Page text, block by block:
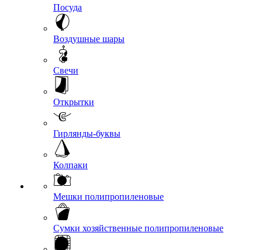
Посуда
Воздушные шары
Свечи
Открытки
Гирлянды-буквы
Колпаки
Мешки полипропиленовые
Сумки хозяйственные полипропиленовые